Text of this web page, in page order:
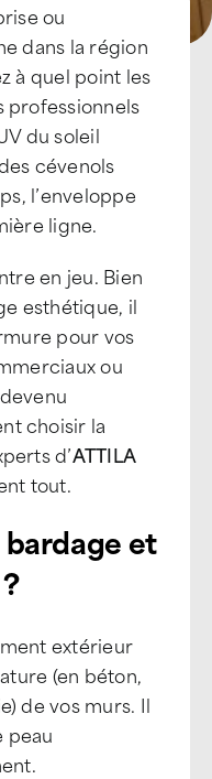
ou
dans la région
à quel point les
professionnels
du soleil
cévenols
l’enveloppe
ligne.
en jeu. Bien
esthétique, il
pour vos
ou
choisir la
d’ATTILA
tout.
bardage et
extérieur
(en béton,
de vos murs. Il
peau